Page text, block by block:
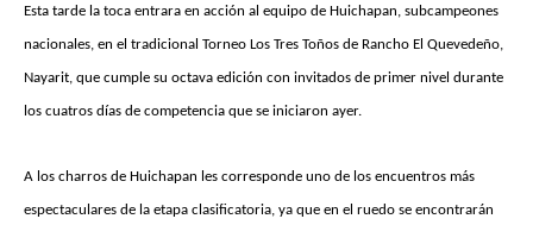
Esta tarde la toca entrara en acción al equipo de Huichapan, subcampeones
nacionales, en el tradicional Torneo Los Tres Toños de Rancho El Quevedeño,
Nayarit, que cumple su octava edición con invitados de primer nivel durante
los cuatros días de competencia que se iniciaron ayer.
A los charros de Huichapan les corresponde uno de los encuentros más
espectaculares de la etapa clasificatoria, ya que en el ruedo se encontrarán